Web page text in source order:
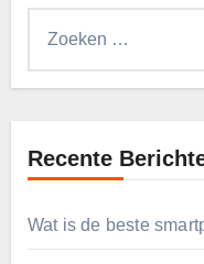
Recente
Wat is de beste